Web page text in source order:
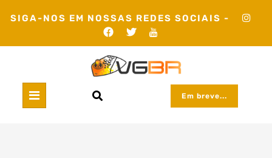
SIGA-NOS EM NOSSAS REDES SOCIAIS -
Em breve...